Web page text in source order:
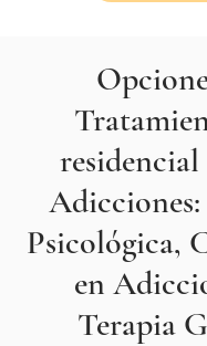
residencial
Psicológica,
en
Terapia